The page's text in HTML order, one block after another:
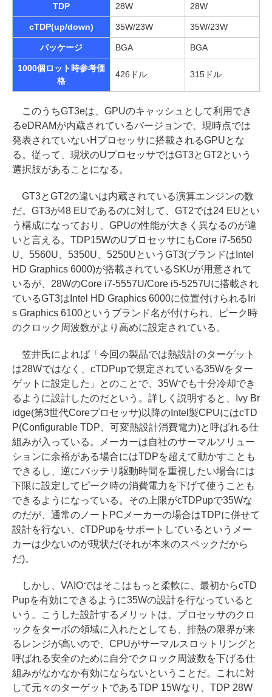
TDP 28W 28W
cTDP(up/down) 35W/23W 35W/23W
パッケージ BGA BGA
1000個ロット時参考価
格
426ドル 315ドル
このうちGT3eは、GPUのキャッシュとして利用でき
るeDRAMが内蔵されているバージョンで、現時点では
発表されていないHプロセッサに搭載されるGPUとな
る。従って、現状のUプロセッサではGT3とGT2という
選択肢があることになる。
GT3とGT2の違いは内蔵されている演算エンジンの数
だ。GT3が48 EUであるのに対して、GT2では24 EUとい
う構成になっており、GPUの性能が大きく異なるのが違
いと言える。TDP15WのUプロセッサにもCore i7-5650
U、5560U、5350U、5250UというGT3(ブランドはIntel
HD Graphics 6000)が搭載されているSKUが用意されて
いるが、28WのCore i7-5557U/Core i5-5257Uに搭載され
ているGT3はIntel HD Graphics 6000に位置付けられるIri
s Graphics 6100というブランド名が付けられ、ピーク時
のクロック周波数がより高めに設定されている。
笠井氏によれば「今回の製品では熱設計のターゲット
は28Wではなく、cTDPupで規定されている35Wをター
ゲットに設定した」とのことで、35Wでも十分冷却でき
るように設計したのだという。詳しく説明すると、Ivy Br
idge(第3世代Coreプロセッサ)以降のIntel製CPUにはcTD
P(Configurable TDP、可変熱設計消費電力)と呼ばれる仕
組みが入っている。メーカーは自社のサーマルソリュー
ションに余裕がある場合にはTDPを超えて動かすことも
できるし、逆にバッテリ駆動時間を重視したい場合には
下限に設定してピーク時の消費電力を下げて使うことも
できるようになっている。その上限がcTDPupで35Wな
のだが、通常のノートPCメーカーの場合はTDPに併せて
設計を行ない、cTDPupをサポートしているというメー
カーは少ないのが現状だ(それが本来のスペックだから
だ)。
しかし、VAIOではそこはもっと柔軟に、最初からcTD
Pupを有効にできるように35Wの設計を行なっていると
いう。こうした設計するメリットは、プロセッサのクロ
ックをターボの領域に入れたとしても、排熱の限界が来
るレンジが高いので、CPUがサーマルスロットリングと
呼ばれる安全のために自分でクロック周波数を下げる仕
組みがなかなか有効にならないということだ。これに対
して元々のターゲットであるTDP 15Wなり、TDP 28W